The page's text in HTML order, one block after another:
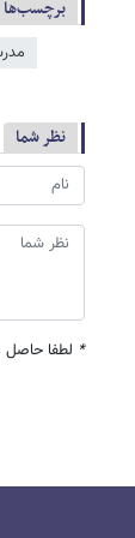
برچسب‌ها
نظر شما
* لطفا حاصل